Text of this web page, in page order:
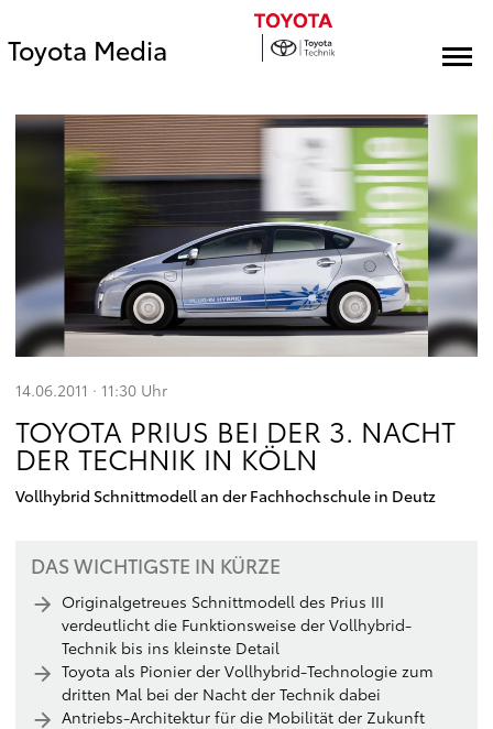
Toyota Media
14.06.2011 · 11:30 Uhr
TOYOTA PRIUS BEI DER 3. NACHT
DER TECHNIK IN KÖLN
Vollhybrid Schnittmodell an der Fachhochschule in Deutz
DAS WICHTIGSTE IN KÜRZE
Originalgetreues Schnittmodell des Prius III
verdeutlicht die Funktionsweise der Vollhybrid-
Technik bis ins kleinste Detail
Toyota als Pionier der Vollhybrid-Technologie zum
dritten Mal bei der Nacht der Technik dabei
Antriebs-Architektur für die Mobilität der Zukunft